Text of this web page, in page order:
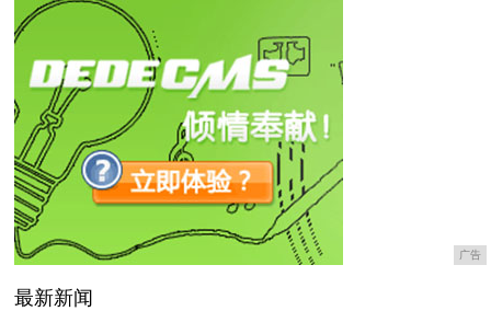
广告
最新新闻